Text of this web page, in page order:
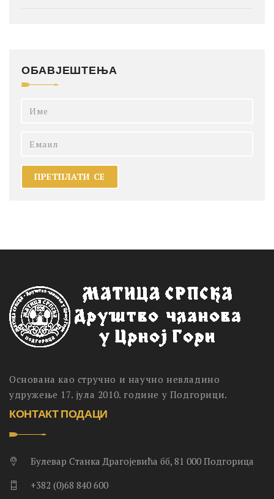
ОБАВЈЕШТЕЊА
Основана као стручно и научно невладино
удружење 17. јула 2010. године у Подгорици.
КОНТАКТ ПОДАЦИ
Булевар Станка Драгојевића бб, 81 000 Подгорица
+382 (0)68 840 600